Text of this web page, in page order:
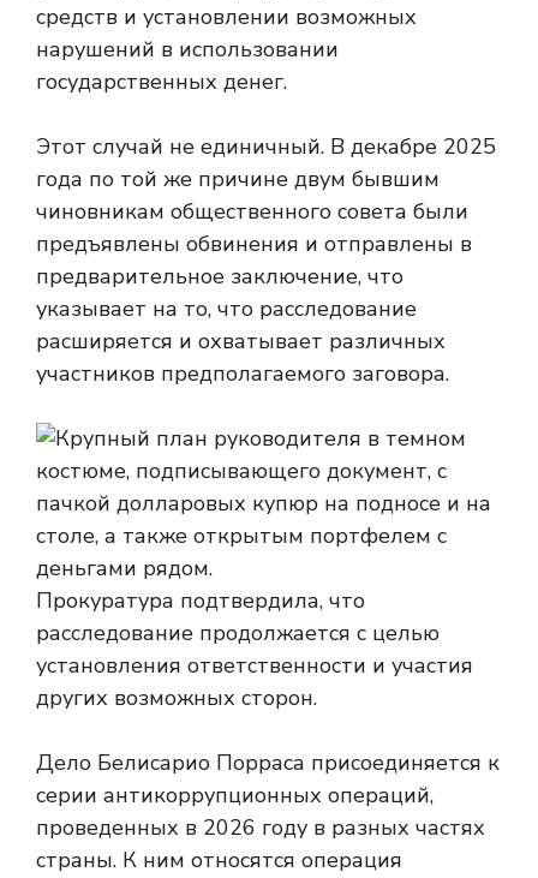
средств и установлении возможных
нарушений в использовании
государственных денег.
Этот случай не единичный. В декабре 2025
года по той же причине двум бывшим
чиновникам общественного совета были
предъявлены обвинения и отправлены в
предварительное заключение, что
указывает на то, что расследование
расширяется и охватывает различных
участников предполагаемого заговора.
Прокуратура подтвердила, что
расследование продолжается с целью
установления ответственности и участия
других возможных сторон.
Дело Белисарио Порраса присоединяется к
серии антикоррупционных операций,
проведенных в 2026 году в разных частях
страны. К ним относятся операция